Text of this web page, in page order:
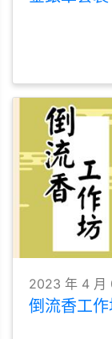
2023 年 4 月
倒流香工